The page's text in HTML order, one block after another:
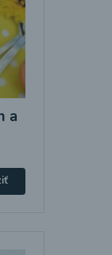
a